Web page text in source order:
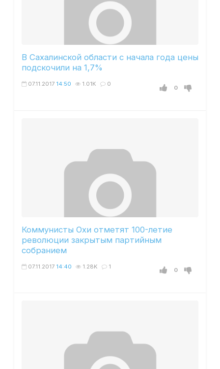
В Сахалинской области с начала года цены
подскочили на 1,7%
0
07.11.2017 14:50 1.01K 0
Коммунисты Охи отметят 100-летие
революции закрытым партийным
собранием
0
07.11.2017 14:40 1.28K 1